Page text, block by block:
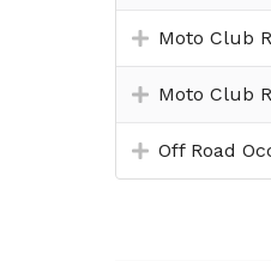
Moto Club
Moto Club
Off Road